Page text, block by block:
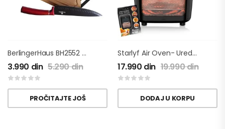
BerlingerHaus BH2552 Burgundy Set Noževa Sa Daskom Za Sečenje
3.990 din 5.290din
PROČITAJTE JOŠ
Starlyf Air Oven- Uredjaj Za Spremanje Hrane Na Vruć Vazduh
17.990 din 19.990din
DODAJ U KORPU